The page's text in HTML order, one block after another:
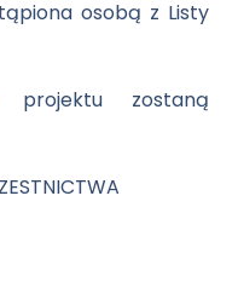
osobą z Listy
projektu zostaną